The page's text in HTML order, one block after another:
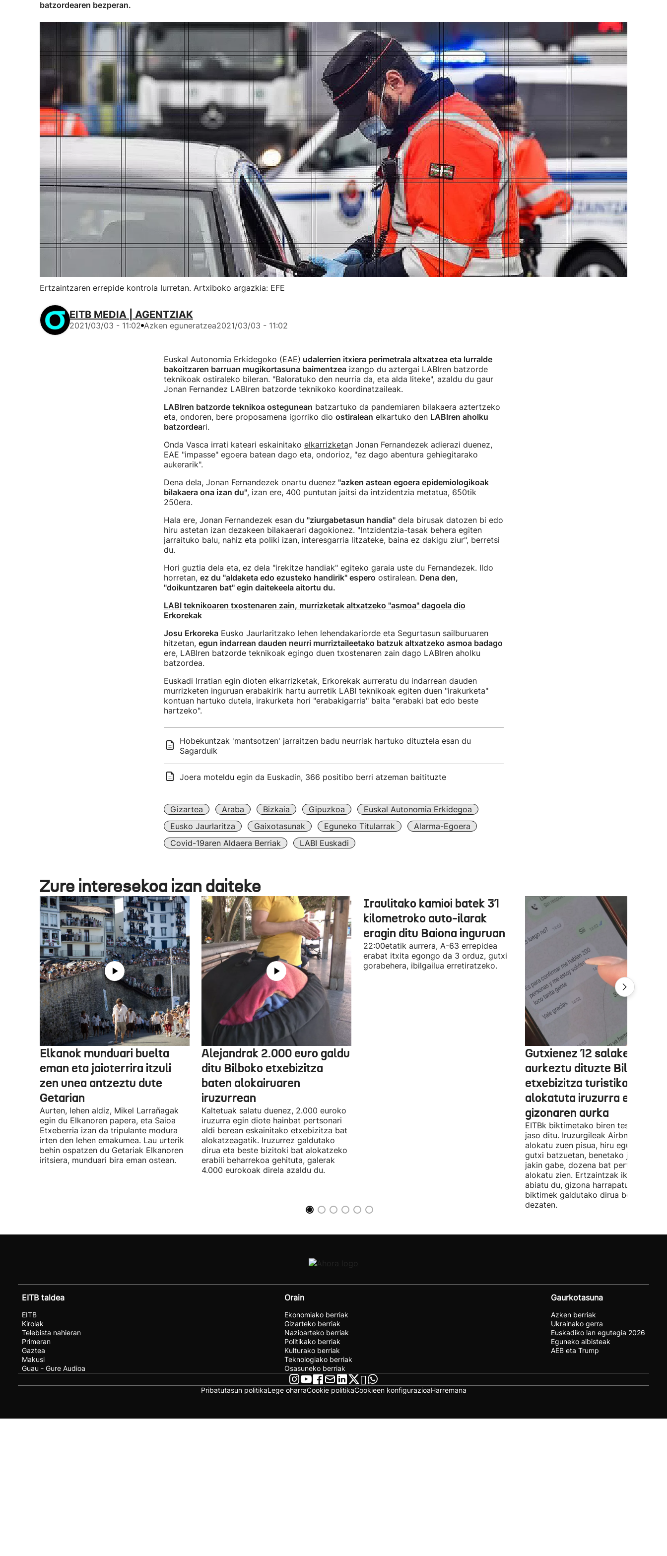
batzordearen bezperan.
Ertzaintzaren errepide kontrola Iurretan. Artxiboko argazkia: EFE
EITB MEDIA | AGENTZIAK
2021/03/03 - 11:02 Azken eguneratzea2021/03/03 - 11:02
Euskal Autonomia Erkidegoko (EAE) udalerrien itxiera perimetrala altxatzea eta lurralde
bakoitzaren barruan mugikortasuna baimentzeaizango du aztergai LABIren batzorde
teknikoak ostiraleko bileran. "Baloratuko den neurria da, eta alda liteke", azaldu du gaur
Jonan Fernandez LABIren batzorde teknikoko koordinatzaileak.
LABIren batzorde teknikoa ostegunean batzartuko da pandemiaren bilakaera aztertzeko
eta, ondoren, bere proposamena igorriko dio ostiralean elkartuko den LABIren aholku
batzordeari.
Onda Vasca irrati kateari eskainitako elkarrizketan Jonan Fernandezek adierazi duenez,
EAE "impasse" egoera batean dago eta, ondorioz, "ez dago abentura gehiegitarako
aukerarik".
Dena dela, Jonan Fernandezek onartu duenez "azken astean egoera epidemiologikoak
bilakaera ona izan du", izan ere, 400 puntutan jaitsi da intzidentzia metatua, 650tik
250era.
Hala ere, Jonan Fernandezek esan du "ziurgabetasun handia"dela birusak datozen bi edo
hiru astetan izan dezakeen bilakaerari dagokionez. "Intzidentzia-tasak behera egiten
jarraituko balu, nahiz eta poliki izan, interesgarria litzateke, baina ez dakigu ziur", berretsi
du.
Hori guztia dela eta, ez dela "irekitze handiak" egiteko garaia uste du Fernandezek. Ildo
horretan, ez du "aldaketa edo ezusteko handirik" espero ostiralean. Dena den,
"doikuntzaren bat" egin daitekeela aitortu du.
LABI teknikoaren txostenaren zain, murrizketak altxatzeko "asmoa" dagoela dio
Erkorekak
Josu ErkorekaEusko Jaurlaritzako lehen lehendakariorde eta Segurtasun sailburuaren
hitzetan, egun indarrean dauden neurri murriztaileetako batzuk altxatzeko asmoa badago
ere, LABIren batzorde teknikoak egingo duen txostenaren zain dago LABIren aholku
batzordea.
Euskadi Irratian egin dioten elkarrizketak, Erkorekak aurreratu du indarrean dauden
murrizketen inguruan erabakirik hartu aurretik LABI teknikoak egiten duen "irakurketa"
kontuan hartuko dutela, irakurketa hori "erabakigarria" baita "erabaki bat edo beste
hartzeko".
Hobekuntzak 'mantsotzen' jarraitzen badu neurriak hartuko dituztela esan du
Sagarduik
Joera moteldu egin da Euskadin, 366 positibo berri atzeman baitituzte
Gizartea Araba Bizkaia Gipuzkoa
Euskal Autonomia Erkidegoa
Eusko Jaurlaritza
Gaixotasunak Eguneko Titularrak
Alarma-Egoera
Covid-19aren Aldaera Berriak
LABI Euskadi
Zure interesekoa izan daiteke
Elkanok munduari buelta
eman eta jaioterrira itzuli
zen unea antzeztu dute
Getarian
Aurten, lehen aldiz, Mikel Larrañagak
egin du Elkanoren papera, eta Saioa
Etxeberria izan da tripulante modura
irten den lehen emakumea. Lau urterik
behin ospatzen du Getariak Elkanoren
iritsiera, munduari bira eman ostean.
Alejandrak 2.000 euro galdu
ditu Bilboko etxebizitza
baten alokairuaren
iruzurrean
Kaltetuak salatu duenez, 2.000 euroko
iruzurra egin diote hainbat pertsonari
aldi berean eskainitako etxebizitza bat
alokatzeagatik. Iruzurrez galdutako
dirua eta beste bizitoki bat alokatzeko
erabili beharrekoa gehituta, galerak
4.000 eurokoak direla azaldu du.
Iraulitako kamioi batek 31
kilometroko auto-ilarak
eragin ditu Baiona inguruan
22:00etatik aurrera, A-63 errepidea
erabat itxita egongo da 3 orduz, gutxi
gorabehera, ibilgailua erretiratzeko.
Gutxienez 12 salaketa
aurkeztu dituzte Bilbon
etxebizitza turistiko bat
alokatuta iruzurra egin
gizonaren aurka
EITBk biktimetako biren testigantzak
jaso ditu. Iruzurgileak Airbnb bidez
alokatu zuen pisua, hiru egunez. Ordu
gutxi batzuetan, benetako jabeak
jakin gabe, dozena bat pertsonari
alokatu zien. Ertzaintzak ikerketa
abiatu du, gizona harrapatu eta
biktimek galdutako dirua berreskura
dezaten.
EITB taldea
EITB
Kirolak
Telebista nahieran
Primeran
Gaztea
Makusi
Guau - Gure Audioa
Orain
Ekonomiako berriak
Gizarteko berriak
Nazioarteko berriak
Politikako berriak
Kulturako berriak
Teknologiako berriak
Osasuneko berriak
Gaurkotasuna
Azken berriak
Ukrainako gerra
Euskadiko lan egutegia 2026
Eguneko albisteak
AEB eta Trump
Pribatutasun politikaLege oharraCookie politikaCookieen konfigurazioaHarremana